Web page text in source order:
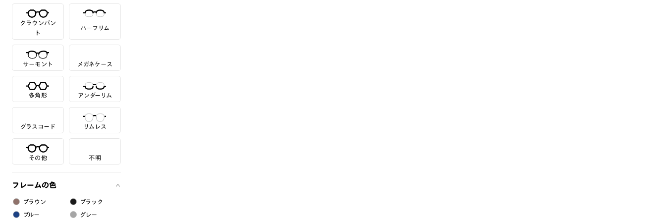
クラウンパン
ト
ハーフリム
サーモント メガネケース
多角形 アンダーリム
グラスコード リムレス
その他 不明
フレームの色
ブラウン ブラック
ブルー グレー